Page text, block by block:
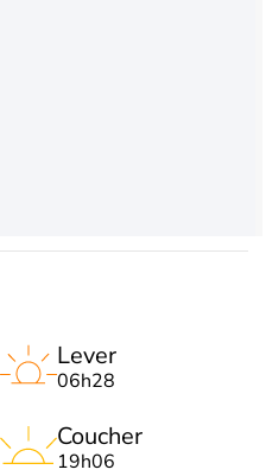
Lever
06h28
Coucher
19h06